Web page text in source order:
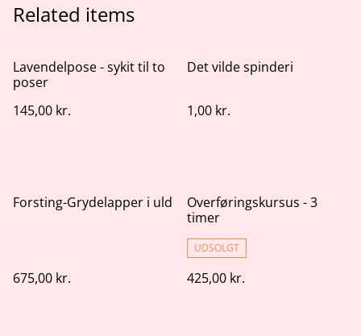
Related items
Lavendelpose - sykit til to
poser
145,00 kr.
Det vilde spinderi
1,00 kr.
Forsting-Grydelapper i uld
675,00 kr.
Overføringskursus - 3
timer
UDSOLGT
425,00 kr.